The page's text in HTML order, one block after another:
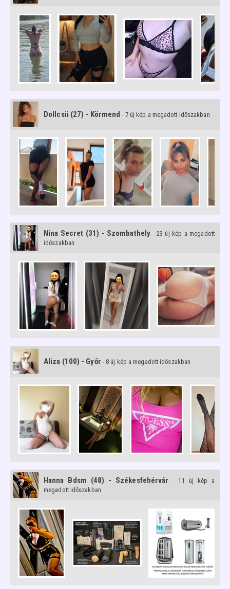
Dollcsii (27) - Körmend - 7 új kép a megadott időszakban
Nina Secret (31) - Szombathely - 23 új kép a megadott
időszakban
Aliza (100) - Győr - 8 új kép a megadott időszakban
Hanna Bdsm (48) - Székesfehérvár
- 11 új kép a
megadott időszakban